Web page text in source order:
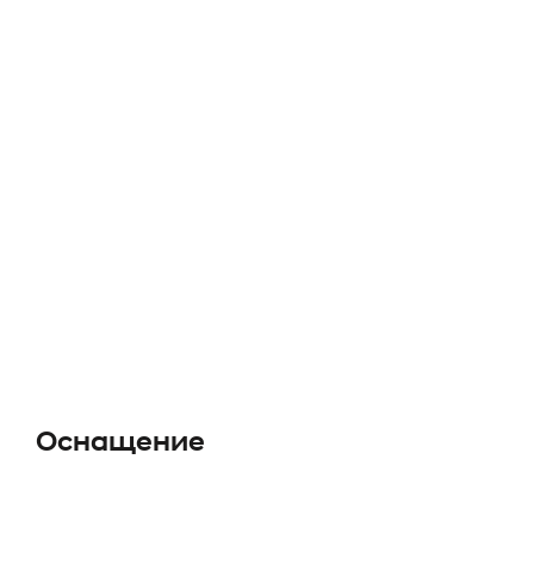
Оснащение